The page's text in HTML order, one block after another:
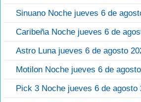
Sinuano Noche jueves 6 de
Caribeña Noche jueves 6 de
Astro Luna jueves 6 de agosto
Motilon Noche jueves 6 de
Pick 3 Noche jueves 6 de agosto